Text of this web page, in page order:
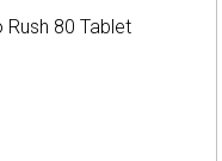
Rush 80 Tablet